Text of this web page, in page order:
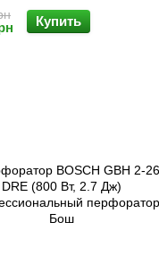
Купить